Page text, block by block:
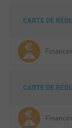
CARTE DE
CARTE DE